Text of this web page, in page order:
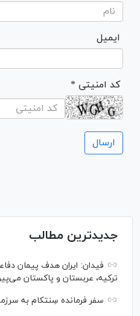
ایمیل
* کد امنیتی
جدیدترین مطالب
فیدان: ایران هدف پیمان
ترکیه، عربستان و پاکستان
سفر فرمانده سِنتکام به